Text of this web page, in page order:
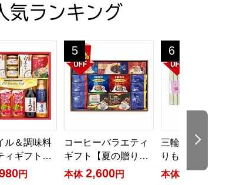
気ランキング
お中元】[CAN-100AW]
【夏の贈りもの・お中元】[PGCG-100FA]
ル＆調味料バラエティギフト【夏の贈りもの・お中元】
ル＆調味料
ィギフト…
円
コーヒーバラエティギフト【夏の贈りもの
5
位
コーヒーバラエティ
ギフト【夏の贈り…
本体 2,600円
三輪乃五彩【夏の
6
位
三輪乃五彩【夏の贈
りもの・お中元】…
本体
2,600
次の商品